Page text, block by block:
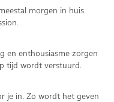
morgen in huis.
en enthousiasme zorgen
tijd wordt verstuurd.
je in. Zo wordt het geven